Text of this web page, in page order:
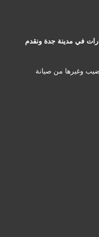
في مدينة جدة ونقدم
وغيرها من صيانة